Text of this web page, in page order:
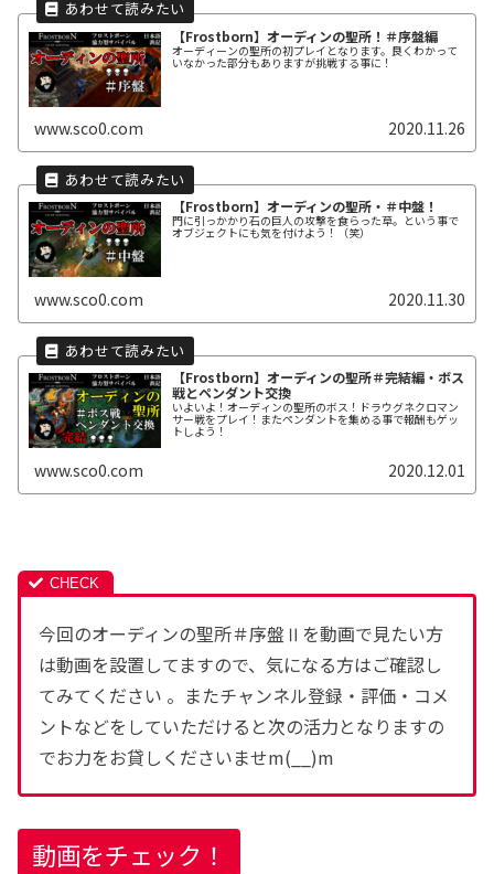
【Frostborn】オーディンの聖所！＃序盤編
オーディーンの聖所の初プレイとなります。良くわかって
いなかった部分もありますが挑戦する事に！
www.sco0.com 2020.11.26
【Frostborn】オーディンの聖所・＃中盤！
門に引っかかり石の巨人の攻撃を食らった草。という事で
オブジェクトにも気を付けよう！（笑）
www.sco0.com 2020.11.30
【Frostborn】オーディンの聖所＃完結編・ボス
戦とペンダント交換
いよいよ！オーディンの聖所のボス！ドラウグネクロマン
サー戦をプレイ！またペンダントを集める事で報酬もゲッ
トしよう！
www.sco0.com 2020.12.01
今回のオーディンの聖所＃序盤Ⅱを動画で見たい方
は動画を設置してますので、気になる方はご確認し
てみてください 。またチャンネル登録・評価・コメ
ントなどをしていただけると次の活力となりますの
でお力をお貸しくださいませm(__)m
動画をチェック！